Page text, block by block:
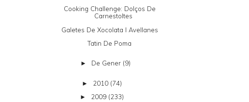
Cooking Challenge: Dolços De
Carnestoltes
Galetes De Xocolata I Avellanes
Tatin De Poma
► De Gener (9)
► 2010 (74)
► 2009 (233)